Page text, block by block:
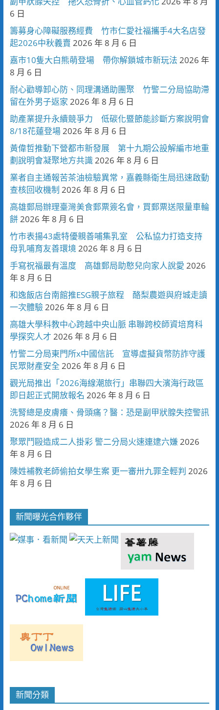
6 日
籌募身心障礙服務經費 竹市仁愛社福攜手4大名店發
起2026中秋義賣 2026 年 8 月 6 日
嘉市10隻大白熊萌登場 帶你解鎖城市新玩法 2026 年
8 月 6 日
耐心勸導卸心防、同理溝通助團聚 竹警二分局協助滯
留在外男子返家 2026 年 8 月 6 日
助產業提升永續競爭力 低碳化暨節能診斷方案說明會
8/18花蓮登場2026 年 8 月 6 日
黃偉哲推動下營都市新發展 第十九期公設解編市地重
劃說明會凝聚地方共識2026 年 8 月 6 日
業者自主通報苦茶油檢驗異常，嘉義縣衛生局迅速啟動
查核回收機制 2026 年 8 月 6 日
高雄郵局辦理臺灣美食郵票簽名會，買郵票送限量車輪
餅2026 年 8 月 6 日
竹市表揚43處特優親善哺集乳室 公私協力打造支持
母乳哺育友善環境2026 年 8 月 6 日
手寫祝福最有溫度 高雄郵局助憨兒向家人說愛 2026
年 8 月 6 日
和逸飯店台南館推ESG親子旅程 酪梨農遊與府城走讀
一次體驗2026 年 8 月 6 日
高雄大學科教中心跨越中央山脈 串聯跨校師資培育科
學探究人才 2026 年 8 月 6 日
竹警二分局東門所x中國信託 宣導虛擬貨幣防詐守護
民眾財產安全 2026 年 8 月 6 日
觀光局推出「2026海線潮旅行」串聯四大濱海行政區
即日起正式開放報名 2026 年 8 月 6 日
洗腎總是皮膚癢、骨頭痛？醫：恐是副甲狀腺失控警訊
2026 年 8 月 6 日
聚眾鬥毆造成二人掛彩 警二分局火速連逮六嫌2026
年 8 月 6 日
陳姓補教老師偷拍女學生案 更一審卅九罪全輕判 2026
年 8 月 6 日
新聞曝光合作夥伴
新聞分類